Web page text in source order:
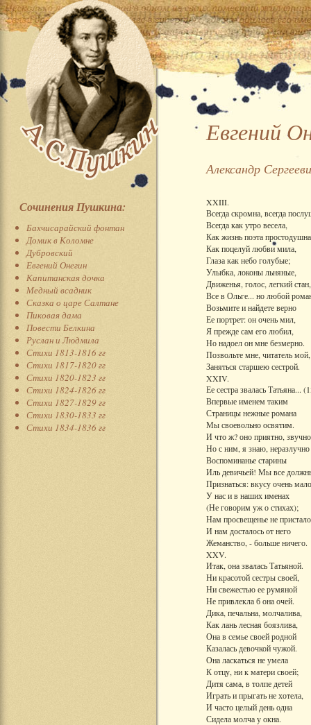
Сочинения Пушкина:
Бахчисарайский фонтан
Домик в Коломне
Дубровский
Евгений Онегин
Капитанская дочка
Медный всадник
Сказка о царе Салтане
Пиковая дама
Повести Белкина
Руслан и Людмила
Стихи 1813-1816 гг
Стихи 1817-1820 гг
Стихи 1820-1823 гг
Стихи 1824-1826 гг
Стихи 1827-1829 гг
Стихи 1830-1833 гг
Стихи 1834-1836 гг
Евгений
Александр
XXIII.
Всегда скромна, всегда
Всегда как утро весела,
Как жизнь поэта
Как поцелуй любви мила,
Глаза как небо голубые;
Улыбка, локоны льняные,
Движенья, голос, легкий стан,
Все в Ольге... но любой
Возьмите и найдете верно
Ее портрет: он очень мил,
Я прежде сам его любил,
Но надоел он мне безмерно.
Позвольте мне, читатель мой,
Заняться старшею сестрой.
XXIV.
Ее сестра звалась Татьяна...
Впервые именем таким
Страницы нежные романа
Мы своевольно освятим.
И что ж? оно приятно,
Но с ним, я знаю, неразлучно
Воспоминанье старины
Иль девичьей! Мы все
Признаться: вкусу очень мало
У нас и в наших именах
(Не говорим уж о стихах);
Нам просвещенье не пристало
И нам досталось от него
Жеманство, - больше ничего.
XXV.
Итак, она звалась Татьяной.
Ни красотой сестры своей,
Ни свежестью ее румяной
Не привлекла б она очей.
Дика, печальна, молчалива,
Как лань лесная боязлива,
Она в семье своей родной
Казалась девочкой чужой.
Она ласкаться не умела
К отцу, ни к матери своей;
Дитя сама, в толпе детей
Играть и прыгать не хотела,
И часто целый день одна
Сидела молча у окна.